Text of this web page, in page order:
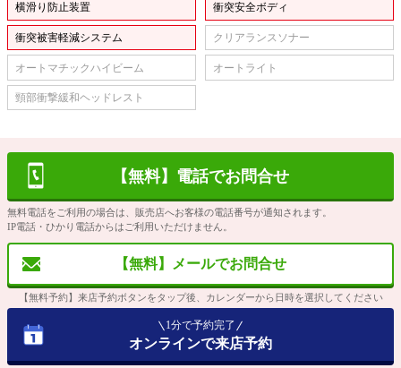
横滑り防止装置 衝突安全ボディ
衝突被害軽減システム クリアランスソナー
オートマチックハイビーム オートライト
頸部衝撃緩和ヘッドレスト
【無料】電話でお問合せ
無料電話をご利用の場合は、販売店へお客様の電話番号が通知されます。
IP電話・ひかり電話からはご利用いただけません。
【無料】メールでお問合せ
【無料予約】来店予約ボタンをタップ後、カレンダーから日時を選択してください
1分で予約完了
オンラインで来店予約